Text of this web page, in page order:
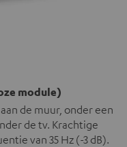
module)
de muur, onder een
de tv. Krachtige
van 35 Hz (-3 dB).